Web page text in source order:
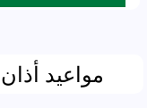
مواعيد